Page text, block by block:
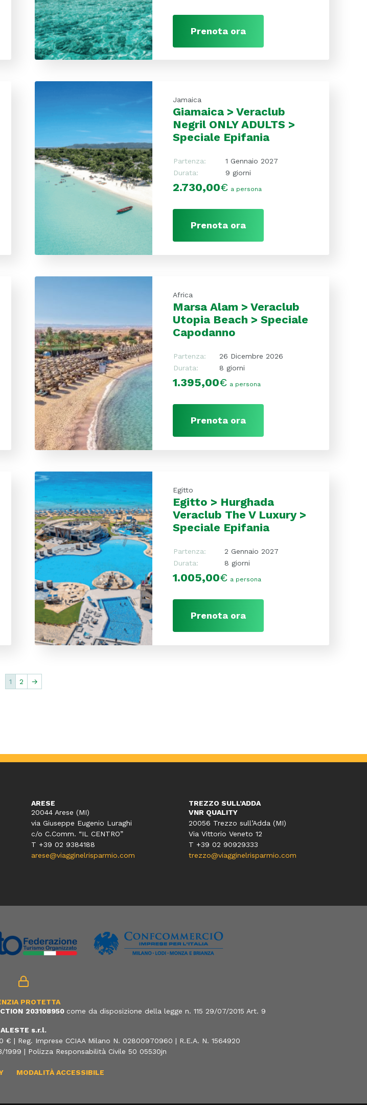
Prenota ora
Jamaica
Giamaica > Veraclub
Negril ONLY ADULTS >
Speciale Epifania
Partenza:
1 Gennaio 2027
Durata:
9 giorni
2.730,00€ a persona
Prenota ora
Africa
Marsa Alam > Veraclub
Utopia Beach > Speciale
Capodanno
Partenza:
26 Dicembre 2026
Durata:
8 giorni
1.395,00€ a persona
Prenota ora
Egitto
Egitto > Hurghada
Veraclub The V Luxury >
Speciale Epifania
Partenza:
2 Gennaio 2027
Durata:
8 giorni
1.005,00€ a persona
Prenota ora
1 2 →
ARESE
20044 Arese (MI)
via Giuseppe Eugenio Luraghi
c/o C.Comm. “IL CENTRO”
T +39 02 9384188
arese@viagginelrisparmio.com
TREZZO SULL’ADDA
VNR QUALITY
20056 Trezzo sull’Adda (MI)
Via Vittorio Veneto 12
T +39 02 90929333
trezzo@viagginelrisparmio.com
PROTETTA
203108950 come da disposizione della legge n. 115 29/07/2015 Art. 9
ALESTE s.r.l.
| Reg. Imprese CCIAA Milano N. 02800970960 | R.E.A. N. 1564920
| Polizza Responsabilità Civile 50 05530jn
MODALITÀ ACCESSIBILE